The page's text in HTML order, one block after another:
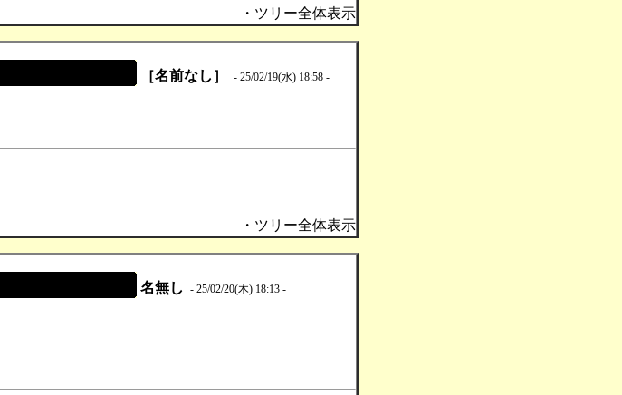
・ツリー全体表示
［名前なし］ - 25/02/19(水) 18:58 -
・ツリー全体表示
名無し - 25/02/20(木) 18:13 -